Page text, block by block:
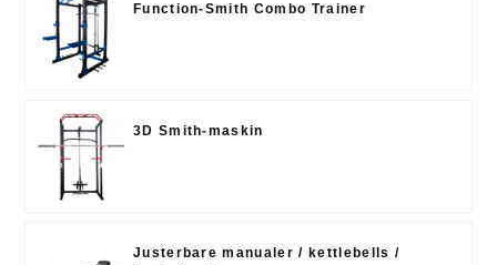
Function-Smith Combo Trainer
3D Smith-maskin
Justerbare manualer / kettlebells /